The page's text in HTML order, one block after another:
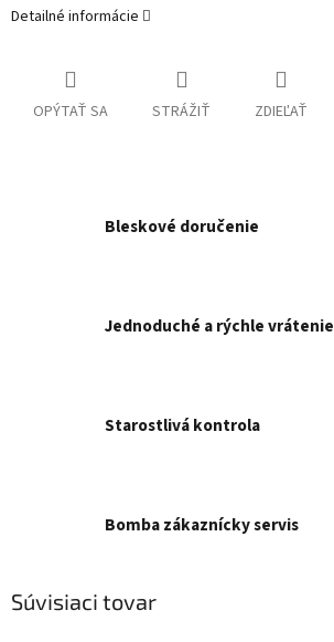
Detailné informácie
OPÝTAŤ SA STRÁŽIŤ ZDIEĽAŤ
Bleskové doručenie
Jednoduché a rýchle vrátenie
Starostlivá kontrola
Bomba zákaznícky servis
Súvisiaci tovar